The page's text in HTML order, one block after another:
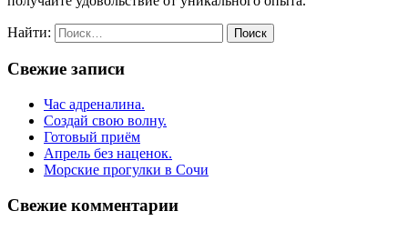
Найти:
Свежие записи
Час адреналина.
Создай свою волну.
Готовый приём
Апрель без наценок.
Морские прогулки в Сочи
Свежие комментарии